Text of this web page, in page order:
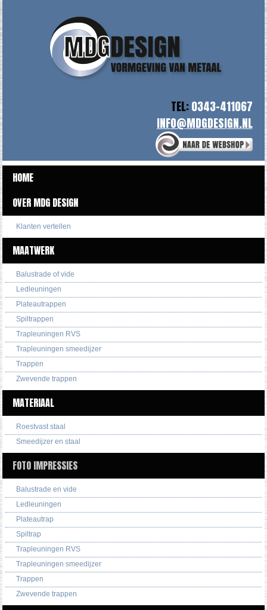
TEL:0343-411067
HOME
OVER MDG DESIGN
Klanten vertellen
MAATWERK
Balustrade of vide
Ledleuningen
Plateautrappen
Spiltrappen
Trapleuningen RVS
Trapleuningen smeedijzer
Trappen
Zwevende trappen
MATERIAAL
Roestvast staal
Smeedijzer en staal
FOTO IMPRESSIES
Balustrade en vide
Ledleuningen
Plateautrap
Spiltrap
Trapleuningen RVS
Trapleuningen smeedijzer
Trappen
Zwevende trappen